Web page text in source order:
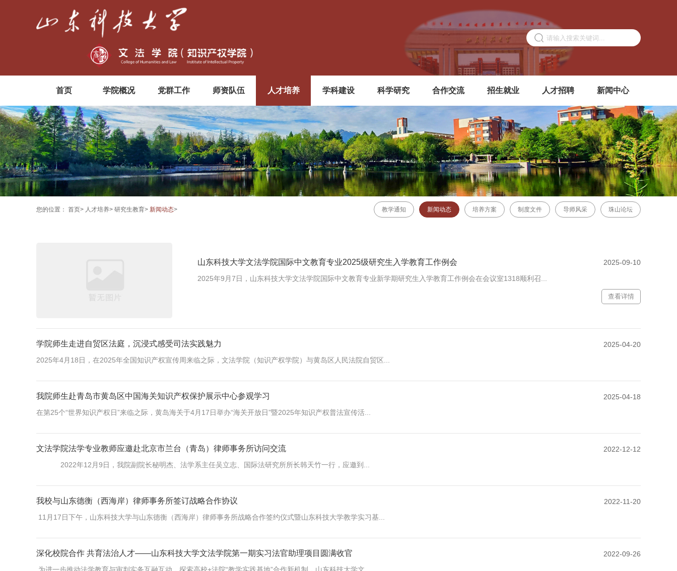
首页 学院概况 党群工作 师资队伍 人才培养 学科建设 科学研究 合作交流 招生就业 人才招聘 新闻中心
您的位置： 首页> 人才培养> 研究生教育> 新闻动态> 教学通知 新闻动态 培养方案 制度文件 导师风采 珠山论坛
山东科技大学文法学院国际中文教育专业2025级研究生入学教育工作例会
2025-09-10
2025年9月7日，山东科技大学文法学院国际中文教育专业新学期研究生入学教育工作例会在会议室1318顺利召...
查看详情
学院师生走进自贸区法庭，沉浸式感受司法实践魅力
2025-04-20
2025年4月18日，在2025年全国知识产权宣传周来临之际，文法学院（知识产权学院）与黄岛区人民法院自贸区...
我院师生赴青岛市黄岛区中国海关知识产权保护展示中心参观学习
2025-04-18
在第25个“世界知识产权日”来临之际，黄岛海关于4月17日举办“海关开放日”暨2025年知识产权普法宣传活...
文法学院法学专业教师应邀赴北京市兰台（青岛）律师事务所访问交流
2022-12-12
2022年12月9日，我院副院长秘明杰、法学系主任吴立志、国际法研究所所长韩天竹一行，应邀到...
我校与山东德衡（西海岸）律师事务所签订战略合作协议
2022-11-20
11月17日下午，山东科技大学与山东德衡（西海岸）律师事务所战略合作签约仪式暨山东科技大学教学实习基...
深化校院合作 共育法治人才——山东科技大学文法学院第一期实习法官助理项目圆满收官
2022-09-26